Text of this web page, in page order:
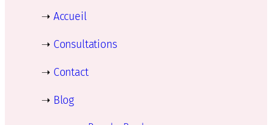
➝ Accueil
➝ Consultations
➝ Contact
➝ Blog